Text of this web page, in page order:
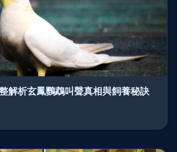
解析玄鳳鸚鵡叫聲真相與飼養秘訣